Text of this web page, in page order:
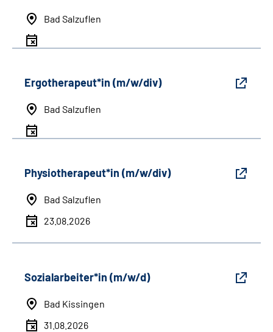
Bad Salzuflen
Ergotherapeut*in (m/w/div)
Bad Salzuflen
Physiotherapeut*in (m/w/div)
Bad Salzuflen
23.08.2026
Sozialarbeiter*in (m/w/d)
Bad Kissingen
31.08.2026